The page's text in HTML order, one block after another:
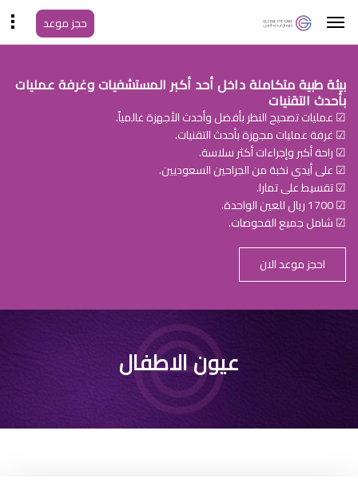
حجز موعد
بيئة طبية متكاملة داخل أحد أكبر المستشفيات وغرفة عمليات
بأحدث التقنيات
☑ عمليات تصحيح النظر بأفضل وأحدث الأجهزة عالمياً.
☑ غرفة عمليات مجهزة بأحدث التقنيات.
☑ راحة أكبر وإجراءات أكثر سلاسة.
☑ على أيدي نخبة من الجراحين السعوديين.
☑ تقسيط على تمارا.
☑ 1700 ريال للعين الواحدة.
☑ شامل جميع الفحوصات.
احجز موعد الان
كيف اعرف لون عيون
الطفل الرضيع
عيون الاطفال